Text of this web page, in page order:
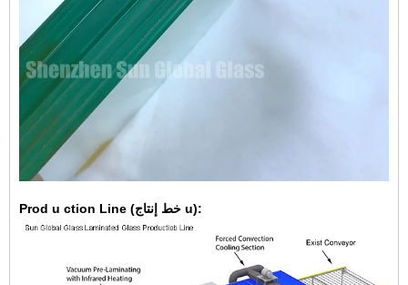
Prod u ction Line (خط إنتاج u):